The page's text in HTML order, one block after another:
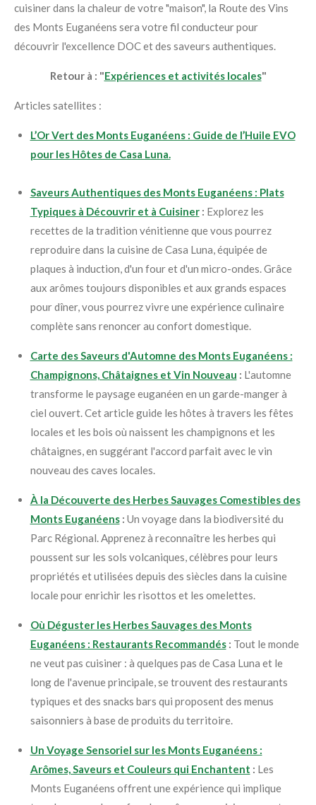
cuisiner dans la chaleur de votre "maison", la Route des Vins
des Monts Euganéens sera votre fil conducteur pour
découvrir l'excellence DOC et des saveurs authentiques.
Retour à : "Expériences et activités locales"
Articles satellites :
L’Or Vert des Monts Euganéens : Guide de l’Huile EVO
pour les Hôtes de Casa Luna.
Saveurs Authentiques des Monts Euganéens : Plats
Typiques à Découvrir et à Cuisiner: Explorez les
recettes de la tradition vénitienne que vous pourrez
reproduire dans la cuisine de Casa Luna, équipée de
plaques à induction, d'un four et d'un micro-ondes. Grâce
aux arômes toujours disponibles et aux grands espaces
pour dîner, vous pourrez vivre une expérience culinaire
complète sans renoncer au confort domestique.
Carte des Saveurs d'Automne des Monts Euganéens :
Champignons, Châtaignes et Vin Nouveau : L'automne
transforme le paysage euganéen en un garde-manger à
ciel ouvert. Cet article guide les hôtes à travers les fêtes
locales et les bois où naissent les champignons et les
châtaignes, en suggérant l'accord parfait avec le vin
nouveau des caves locales.
À la Découverte des Herbes Sauvages Comestibles des
Monts Euganéens: Un voyage dans la biodiversité du
Parc Régional. Apprenez à reconnaître les herbes qui
poussent sur les sols volcaniques, célèbres pour leurs
propriétés et utilisées depuis des siècles dans la cuisine
locale pour enrichir les risottos et les omelettes.
Où Déguster les Herbes Sauvages des Monts
Euganéens : Restaurants Recommandés: Tout le monde
ne veut pas cuisiner : à quelques pas de Casa Luna et le
long de l'avenue principale, se trouvent des restaurants
typiques et des snacks bars qui proposent des menus
saisonniers à base de produits du territoire.
Un Voyage Sensoriel sur les Monts Euganéens :
Arômes, Saveurs et Couleurs qui Enchantent : Les
Monts Euganéens offrent une expérience qui implique